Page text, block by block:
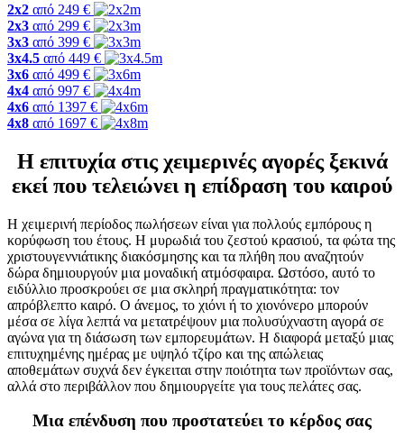
2x2 από 249 €
2x3 από 299 €
3x3 από 399 €
3x4.5 από 449 €
3x6 από 499 €
4x4 από 997 €
4x6 από 1397 €
4x8 από 1697 €
Η επιτυχία στις χειμερινές αγορές ξεκινά
εκεί που τελειώνει η επίδραση του καιρού
Η χειμερινή περίοδος πωλήσεων είναι για πολλούς εμπόρους η
κορύφωση του έτους. Η μυρωδιά του ζεστού κρασιού, τα φώτα της
χριστουγεννιάτικης διακόσμησης και τα πλήθη που αναζητούν
δώρα δημιουργούν μια μοναδική ατμόσφαιρα. Ωστόσο, αυτό το
ειδύλλιο προσκρούει σε μια σκληρή πραγματικότητα: τον
απρόβλεπτο καιρό. Ο άνεμος, το χιόνι ή το χιονόνερο μπορούν
μέσα σε λίγα λεπτά να μετατρέψουν μια πολυσύχναστη αγορά σε
αγώνα για τη διάσωση των εμπορευμάτων. Η διαφορά μεταξύ μιας
επιτυχημένης ημέρας με υψηλό τζίρο και της απώλειας
αποθεμάτων συχνά δεν έγκειται στην ποιότητα των προϊόντων σας,
αλλά στο περιβάλλον που δημιουργείτε για τους πελάτες σας.
Μια επένδυση που προστατεύει το κέρδος σας